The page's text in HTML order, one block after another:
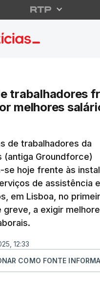
de
trabalhadores
melhores
de trabalhadores da
(antiga Groundforce)
se hoje frente às
de assistência
em Lisboa, no
greve, a exigir
12:33
COMO FONTE